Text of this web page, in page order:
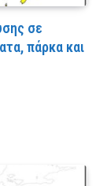
σε
πάρκα και